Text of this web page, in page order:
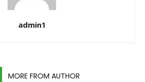
admin1
MORE FROM AUTHOR